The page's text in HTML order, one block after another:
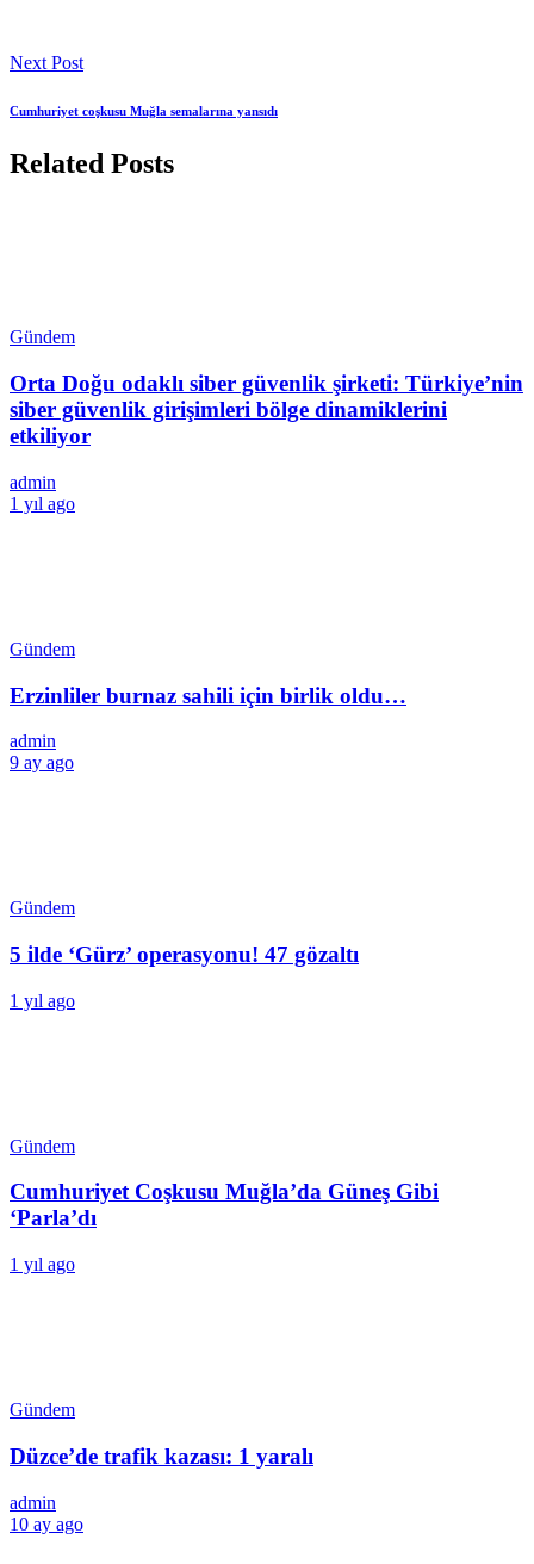
Next Post
Cumhuriyet coşkusu Muğla semalarına yansıdı
Related Posts
Gündem
Orta Doğu odaklı siber güvenlik şirketi: Türkiye’nin
siber güvenlik girişimleri bölge dinamiklerini
etkiliyor
admin
1 yıl ago
Gündem
Erzinliler burnaz sahili için birlik oldu…
admin
9 ay ago
Gündem
5 ilde ‘Gürz’ operasyonu! 47 gözaltı
1 yıl ago
Gündem
Cumhuriyet Coşkusu Muğla’da Güneş Gibi
‘Parla’dı
1 yıl ago
Gündem
Düzce’de trafik kazası: 1 yaralı
admin
10 ay ago